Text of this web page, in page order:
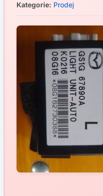
Kategorie: Prodej